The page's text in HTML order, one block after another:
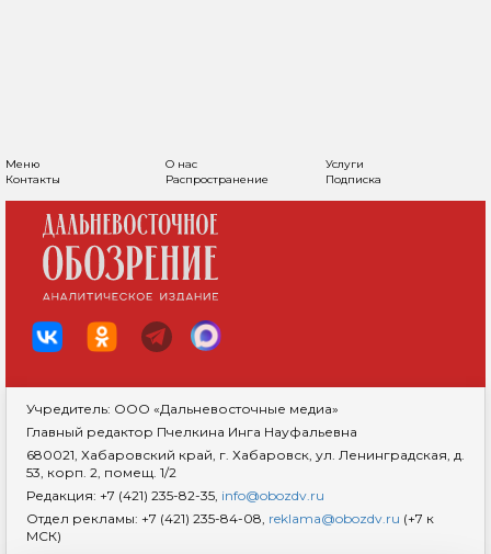
Меню О нас
Услуги
Контакты
Распространение Подписка
Учредитель: ООО «Дальневосточные медиа»
Главный редактор Пчелкина Инга Науфальевна
680021, Хабаровский край, г. Хабаровск, ул. Ленинградская, д.
53, корп. 2, помещ. 1/2
Редакция: +7 (421) 235-82-35, info@obozdv.ru
Отдел рекламы: +7 (421) 235-84-08, reklama@obozdv.ru (+7 к
МСК)